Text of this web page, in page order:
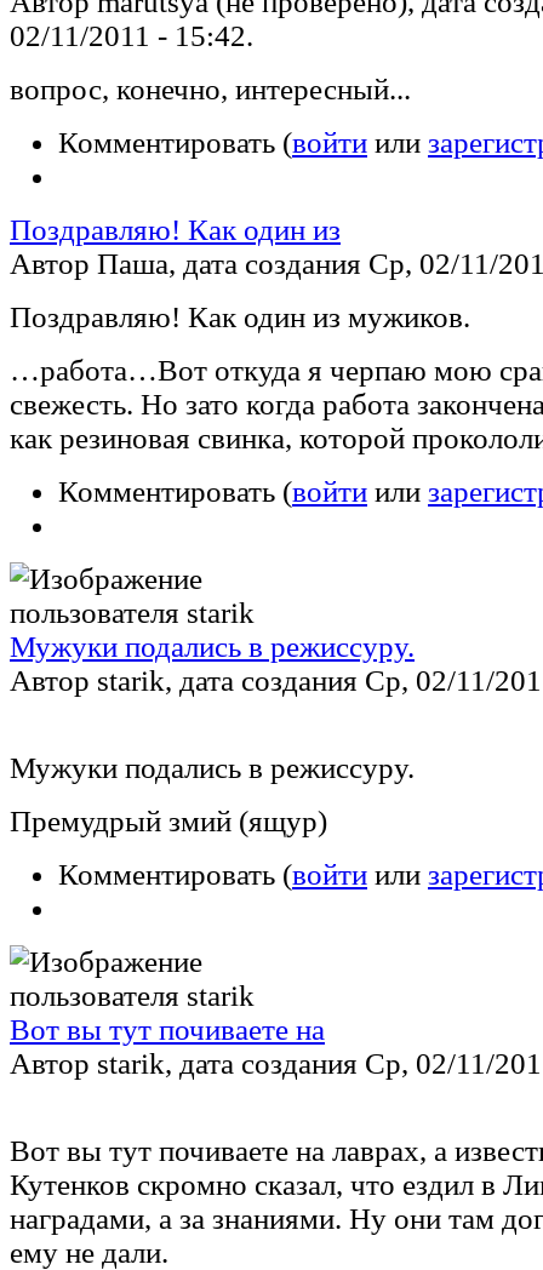
02/11/2011 - 15:42.
вопрос, конечно, интересный...
Комментировать (войти или
Поздравляю! Как один из
Автор Паша, дата создания Ср, 02/11/
Поздравляю! Как один из мужиков.
…работа…Вот откуда я черпаю мою
свежесть. Но зато когда работа
как резиновая свинка, которой
Комментировать (войти или
Мужуки подались в режиссуру.
Автор starik, дата создания Ср, 02/11/
Мужуки подались в режиссуру.
Премудрый змий (ящур)
Комментировать (войти или
Вот вы тут почиваете на
Автор starik, дата создания Ср, 02/11/
Вот вы тут почиваете на лаврах, а
Кутенков скромно сказал, что ездил в
наградами, а за знаниями. Ну они там
ему не дали.